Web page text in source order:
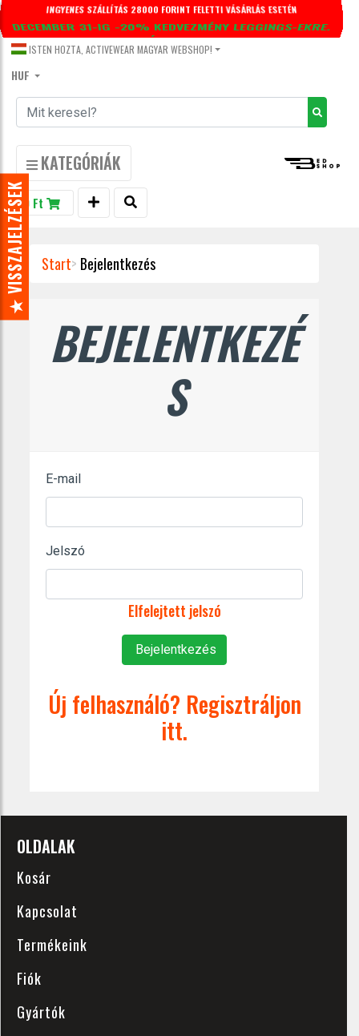
DECEMBER 31-IG -20% KEDVEZMÉNY LEGGINGS-EKRE.
KUPONKÓD: LEGGINGS20
ISTEN HOZTA, ACTIVEWEAR MAGYAR WEBSHOP!
HUF
KATEGÓRIÁK
0 Ft
Start Bejelentkezés
BEJELENTKEZÉ
S
E-mail
Jelszó
Elfelejtett jelszó
Bejelentkezés
Új felhasználó? Regisztráljon
itt.
OLDALAK
Kosár
Kapcsolat
Termékeink
Fiók
Gyártók
★ VISSZAJELZÉSEK